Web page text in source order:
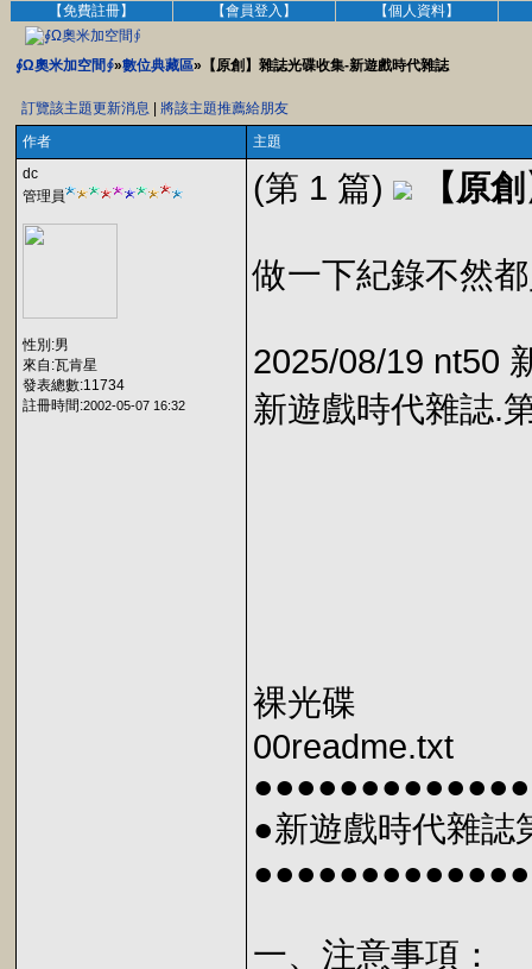
【免費註冊】 【會員登入】 【個人資料】
∮Ω奧米加空間∮»數位典藏區»【原創】雜誌光碟收集-新遊戲時代雜誌
訂覽該主題更新消息
將該主題推薦給朋友
作者
主題
dc
管理員
性別:男
來自:瓦肯星
發表總數:11734
註冊時間:2002-05-07 16:32
(第 1 篇) 【原
做一下紀錄不然
2025/08/19 nt50
新遊戲時代雜誌.
裸光碟
00readme.txt
●新遊戲時代雜誌
一、注意事項：